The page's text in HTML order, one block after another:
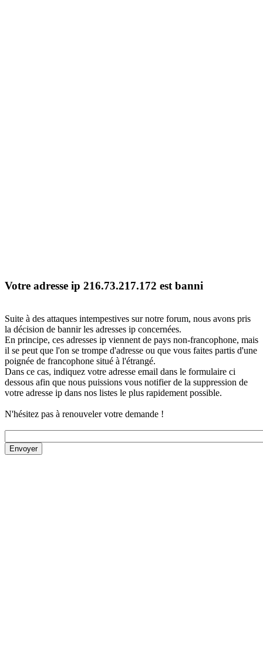
Votre adresse ip 216.73.217.172 est banni
Suite à des attaques intempestives sur notre forum, nous avons pris
la décision de bannir les adresses ip concernées.
En principe, ces adresses ip viennent de pays non-francophone, mais
il se peut que l'on se trompe d'adresse ou que vous faites partis d'une
poignée de francophone situé à l'étrangé.
Dans ce cas, indiquez votre adresse email dans le formulaire ci
dessous afin que nous puissions vous notifier de la suppression de
votre adresse ip dans nos listes le plus rapidement possible.
N'hésitez pas à renouveler votre demande !